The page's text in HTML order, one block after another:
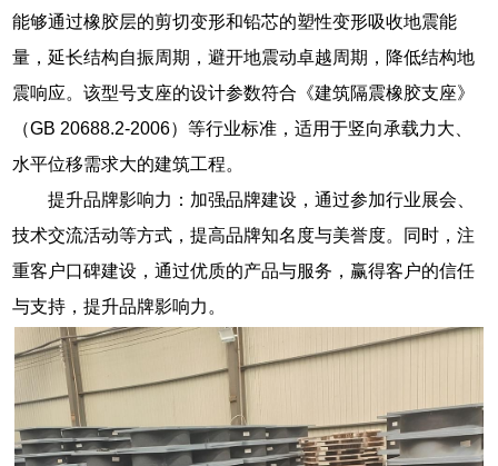
能够通过橡胶层的剪切变形和铅芯的塑性变形吸收地震能
量，延长结构自振周期，避开地震动卓越周期，降低结构地
震响应。该型号支座的设计参数符合《建筑隔震橡胶支座》
（GB 20688.2-2006）等行业标准，适用于竖向承载力大、
水平位移需求大的建筑工程。
提升品牌影响力：加强品牌建设，通过参加行业展会、
技术交流活动等方式，提高品牌知名度与美誉度。同时，注
重客户口碑建设，通过优质的产品与服务，赢得客户的信任
与支持，提升品牌影响力。